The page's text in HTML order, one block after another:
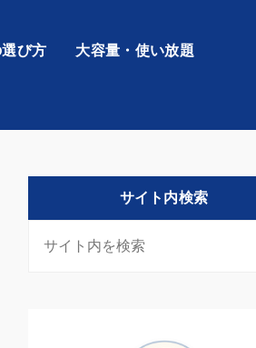
び方
大容量・使い放題
サイト内検索